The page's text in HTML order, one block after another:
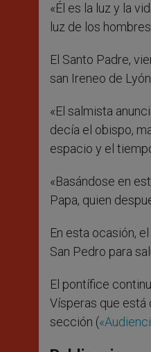
«Él es la luz y la
luz de los
El Santo Padre,
san Ireneo de
«El salmista
decía el obispo,
espacio y el
«Basándose en
Papa, quien
En esta ocasión,
San Pedro para
El pontífice
Vísperas que está
sección (